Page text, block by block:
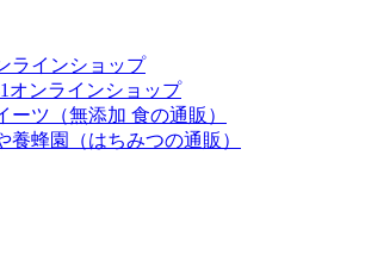
ラインショップ
オンラインショップ
ーツ （無添加 食の通販）
養蜂園
（はちみつの通販）